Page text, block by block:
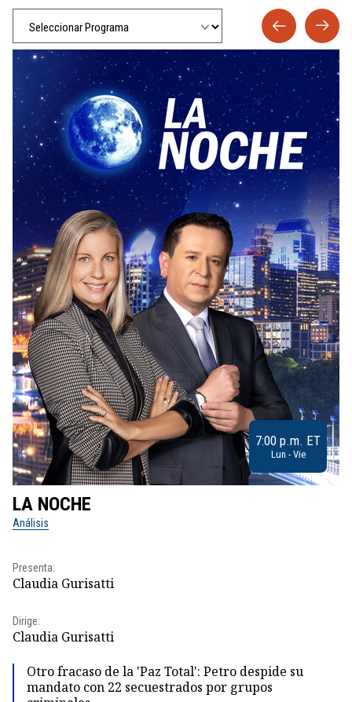
7:00 p.m. ET
Lun - Vie
LA NOCHE
Análisis
Presenta:
Claudia Gurisatti
Dirige:
Claudia Gurisatti
Otro fracaso de la 'Paz Total': Petro despide su
mandato con 22 secuestrados por grupos